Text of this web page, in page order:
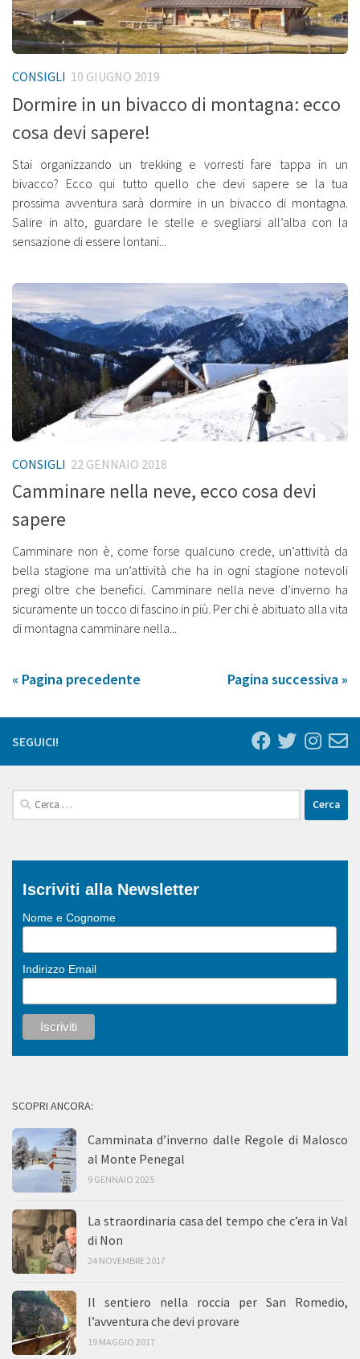
CONSIGLI 10 GIUGNO 2019
Dormire in un bivacco di montagna: ecco
cosa devi sapere!
Stai organizzando un trekking e vorresti fare tappa in un
bivacco? Ecco qui tutto quello che devi sapere se la tua
prossima avventura sarà dormire in un bivacco di montagna.
Salire in alto, guardare le stelle e svegliarsi all’alba con la
sensazione di essere lontani...
CONSIGLI 22 GENNAIO 2018
Camminare nella neve, ecco cosa devi
sapere
Camminare non è, come forse qualcuno crede, un’attività da
bella stagione ma un’attività che ha in ogni stagione notevoli
pregi oltre che benefici. Camminare nella neve d’inverno ha
sicuramente un tocco di fascino in più. Per chi è abituato alla vita
di montagna camminare nella...
« Pagina precedente Pagina successiva »
SEGUICI!
Ricerca
per:
Iscriviti alla Newsletter
Nome e Cognome
Indirizzo Email
SCOPRI ANCORA:
Camminata d’inverno dalle Regole di Malosco
al Monte Penegal
9 GENNAIO 2025
La straordinaria casa del tempo che c’era in Val
di Non
24 NOVEMBRE 2017
Il sentiero nella roccia per San Romedio,
l’avventura che devi provare
19 MAGGIO 2017